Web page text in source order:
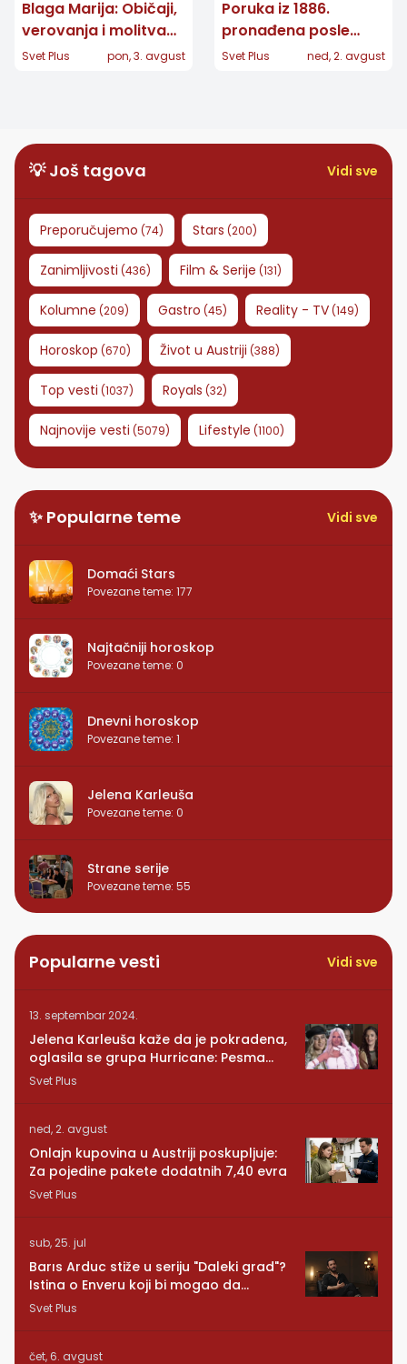
Blaga Marija: Običaji,
verovanja i molitva
velike zaštitnice žena
Svet Plus pon, 3. avgust
Poruka iz 1886.
pronađena posle
skoro 132 godine:
Svet Plus ned, 2. avgust
💡 Još tagova Vidi sve
Preporučujemo (74) Stars (200)
Zanimljivosti (436) Film & Serije (131)
Kolumne (209) Gastro (45) Reality - TV(149)
Horoskop (670) Život u Austriji (388)
Top vesti (1037) Royals (32)
Najnovije vesti (5079) Lifestyle (1100)
✨ Popularne teme Vidi sve
Domaći Stars
Povezane teme: 177
Najtačniji horoskop
Povezane teme: 0
Dnevni horoskop
Povezane teme: 1
Jelena Karleuša
Povezane teme: 0
Strane serije
Povezane teme: 55
Popularne vesti Vidi sve
13. septembar 2024.
Jelena Karleuša kaže da je pokradena,
oglasila se grupa Hurricane: Pesma
RUNDE je naša!
Svet Plus
ned, 2. avgust
Onlajn kupovina u Austriji poskupljuje:
Za pojedine pakete dodatnih 7,40 evra
Svet Plus
sub, 25. jul
Barıs Arduc stiže u seriju "Daleki grad"?
Istina o Enveru koji bi mogao da
promeni sve
Svet Plus
čet, 6. avgust